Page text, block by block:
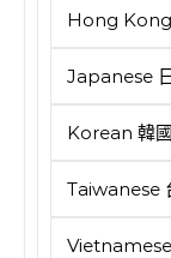
Hong
Japanese
Korean 韓
Taiwanese